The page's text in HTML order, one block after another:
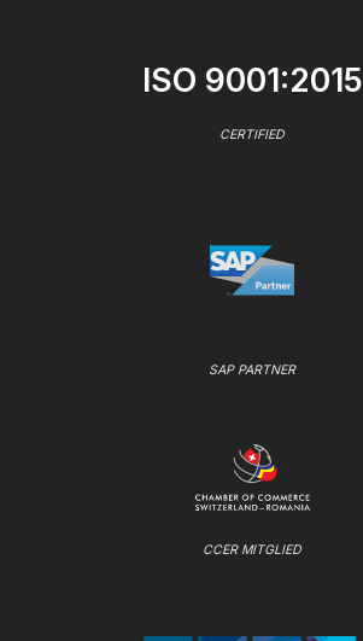
ISO 9001:2015
CERTIFIED
SAP PARTNER
CCER MITGLIED